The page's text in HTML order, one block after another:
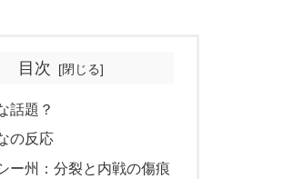
目次
話題？
の反応
ー州：分裂と内戦の傷痕